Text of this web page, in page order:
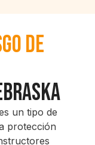
de
un tipo de
protección